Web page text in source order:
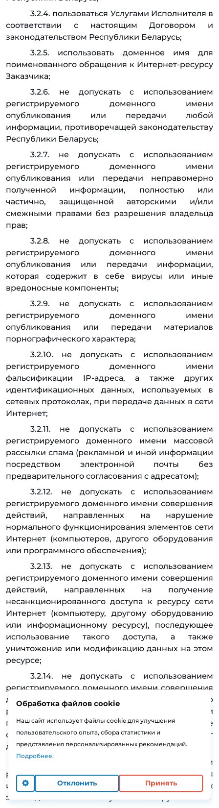
3.2.4. пользоваться Услугами Исполнителя в
соответствии с настоящим Договором и
законодательством Республики Беларусь;
3.2.5. использовать доменное имя для
поименованного обращения к Интернет-ресурсу
Заказчика;
3.2.6. не допускать с использованием
регистрируемого доменного имени
опубликования или передачи любой
информации, противоречащей законодательству
Республики Беларусь;
3.2.7. не допускать с использованием
регистрируемого доменного имени
опубликования или передачи неправомерно
полученной информации, полностью или
частично, защищенной авторскими и/или
смежными правами без разрешения владельца
прав;
3.2.8. не допускать с использованием
регистрируемого доменного имени
опубликования или передачи информации,
которая содержит в себе вирусы или иные
вредоносные компоненты;
3.2.9. не допускать с использованием
регистрируемого доменного имени
опубликования или передачи материалов
порнографического характера;
3.2.10. не допускать с использованием
регистрируемого доменного имени
фальсификации IP-адреса, а также других
идентификационных данных, используемых в
сетевых протоколах, при передаче данных в сети
Интернет;
3.2.11. не допускать с использованием
регистрируемого доменного имени массовой
рассылки спама (рекламной и иной информации
посредством электронной почты без
предварительного согласования с адресатом);
3.2.12. не допускать с использованием
регистрируемого доменного имени совершения
действий, направленных на нарушение
нормального функционирования элементов сети
Интернет (компьютеров, другого оборудования
или программного обеспечения);
3.2.13. не допускать с использованием
регистрируемого доменного имени совершения
действий, направленных на получение
несанкционированного доступа к ресурсу сети
Интернет (компьютеру, другому оборудованию
или информационному ресурсу), последующее
использование такого доступа, а также
уничтожение или модификацию данных на этом
ресурсе;
3.2.14. не допускать с использованием
регистрируемого доменного имени совершения
действий, которые могут привести к нарушению
работоспособности аппаратных или
программных средств Исполнителя, а также
создание препятствий для получения Услуг
другими Заказчиками;
3.2.15. не допускать с использованием
регистрируемого доменного имени совершения
иных действий, запрещенных
законодательством Республики Беларусь.
Обработка файлов cookie
Наш сайт использует файлы cookie для улучшения
пользовательского опыта, сбора статистики и
представления персонализированных рекомендаций.
Подробнее.